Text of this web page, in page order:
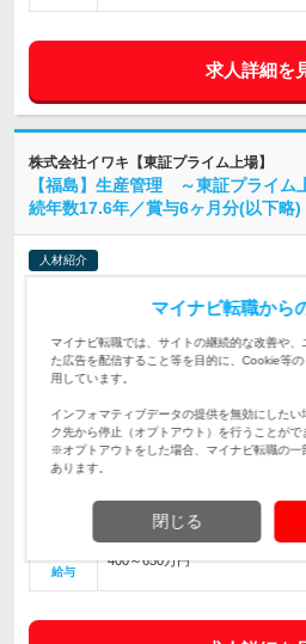
求人詳細を
株式会社イワキ【東証プライム上場】
【福島】生産管理 ～東証プライム
続年数17.6年／賞与6ヶ月分(以下略)
人材紹介
マイナビ転職AGENTおすすめの求人です
仕事内容
【福島】生産管理 ～東証プライ
続年数17.6年／賞与6ヶ月分支給～
対象と
なる方
【必須要件】 生産管理のご経験
ータ】 ■休日：土日祝 ■年間休日
2日消化／年 ■残業時間：平均
福島県
給与
400～650万円
マイナビ転職から
マイナビ転職では、サイトの継続的な改善や
た広告を配信すること等を目的に、Cookie等
用しています。
インフォマティブデータの提供を無効にした
ク先から停止（オプトアウト）を行うことがで
※オプトアウトをした場合、マイナビ転職の一
あります。
閉じる